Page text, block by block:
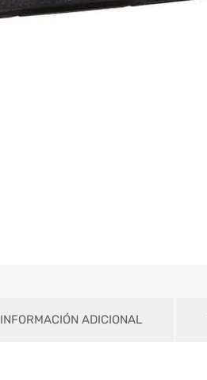
INFORMACIÓN ADICIONAL